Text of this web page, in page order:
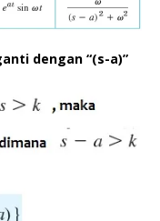
dengan “(s-a)”